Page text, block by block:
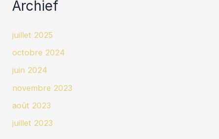
Archief
juillet 2025
octobre 2024
juin 2024
novembre 2023
août 2023
juillet 2023